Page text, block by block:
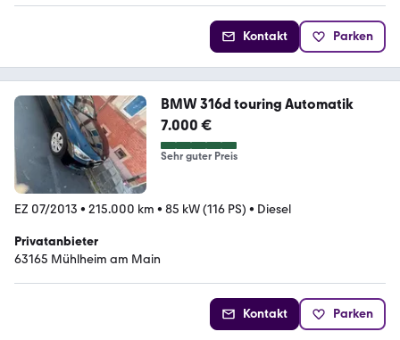
Kontakt Parken
BMW 316d touring Automatik
7.000 €
Sehr guter Preis
EZ 07/2013 • 215.000 km • 85 kW (116 PS) • Diesel
Privatanbieter
63165 Mühlheim am Main
Kontakt Parken